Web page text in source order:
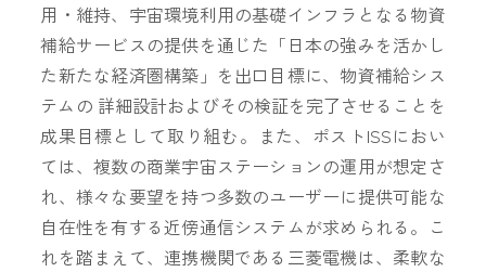
用・維持、宇宙環境利用の基礎インフラとなる物資
補給サービスの提供を通じた「日本の強みを活かし
た新たな経済圏構築」を出口目標に、物資補給シス
テムの 詳細設計およびその検証を完了させることを
成果目標として取り組む。また、ポストISSにおい
ては、複数の商業宇宙ステーションの運用が想定さ
れ、様々な要望を持つ多数のユーザーに提供可能な
自在性を有する近傍通信システムが求められる。こ
れを踏まえて、連携機関である三菱電機は、柔軟な